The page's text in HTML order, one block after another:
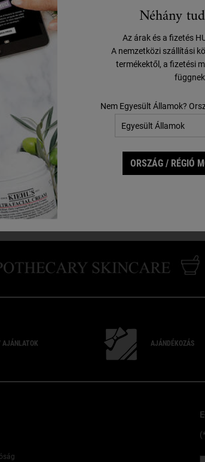
ULTRA FACIAL CREAM
Midnight
láthatóan helyreállítja és feltölti
kipihent és
Válasszon kiszerelést
34
AJÁNLATOK AJÁNDÉKOZÁS
Néhány
Az árak és a fizetés
A nemzetközi szállítási
termékektől, a fizetési
Nem Egyesült Államok?
ORSZÁG / RÉGIÓ